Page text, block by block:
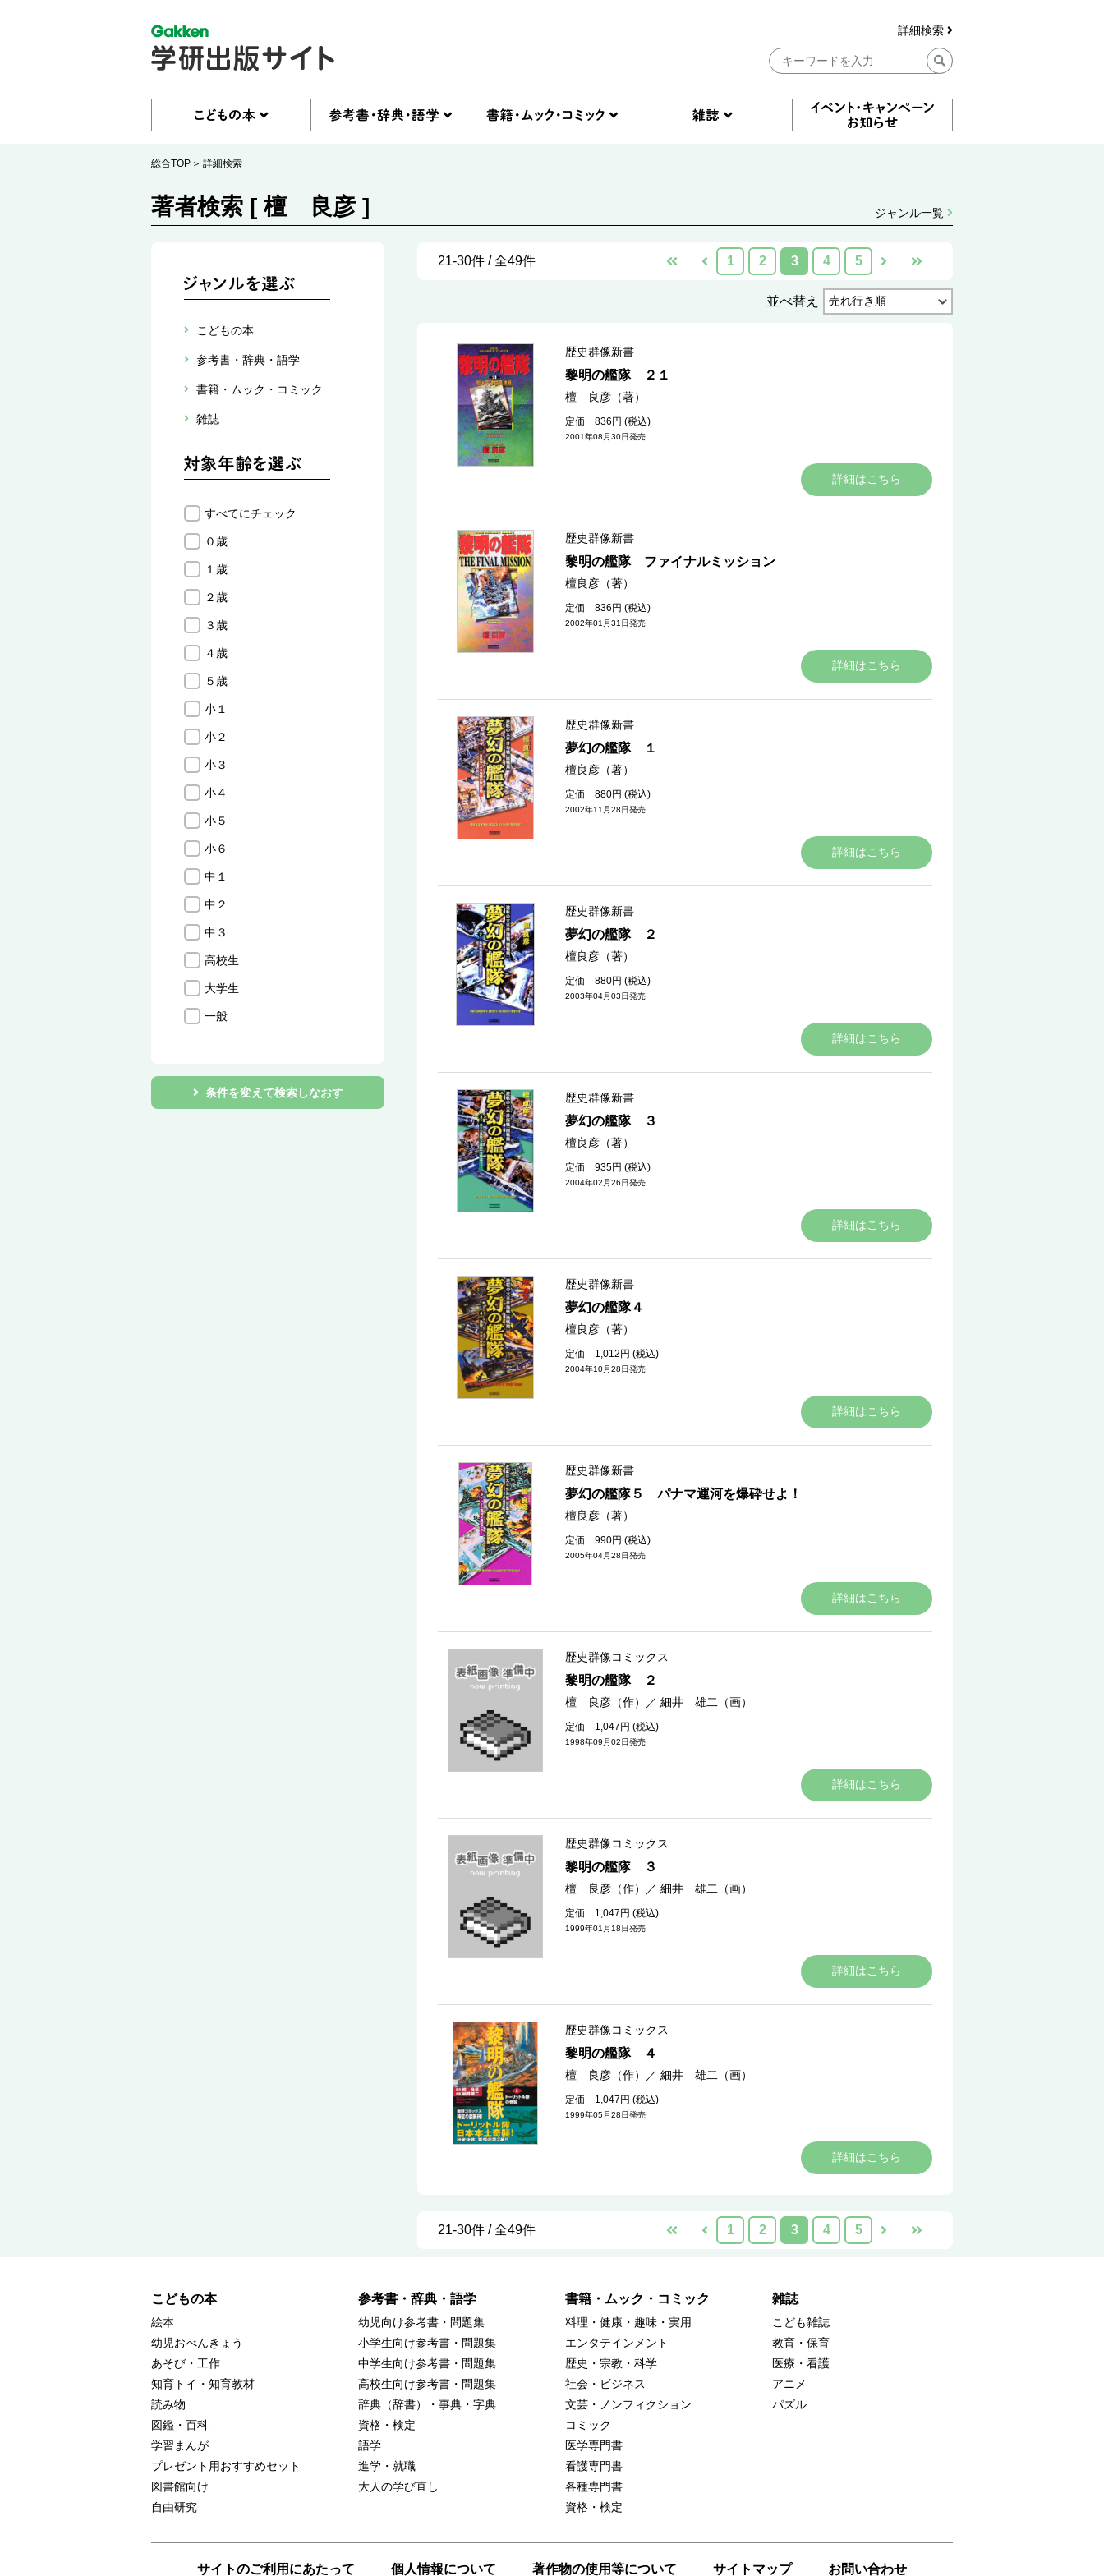
詳細検索
総合TOP 詳細検索
著者検索 [ 檀 良彦 ] ジャンル一覧
こどもの本
参考書・辞典・語学
書籍・ムック・コミック
雑誌
すべてにチェック
０歳
１歳
２歳
３歳
４歳
５歳
小１
小２
小３
小４
小５
小６
中１
中２
中３
高校生
大学生
一般
条件を変えて検索しなおす
21-30件 / 全49件 1 2 3 4 5
並べ替え
歴史群像新書
黎明の艦隊 ２１
檀 良彦（著）
定価 836円 (税込)
2001年08月30日発売
詳細はこちら
歴史群像新書
黎明の艦隊 ファイナルミッション
檀良彦（著）
定価 836円 (税込)
2002年01月31日発売
詳細はこちら
歴史群像新書
夢幻の艦隊 １
檀良彦（著）
定価 880円 (税込)
2002年11月28日発売
詳細はこちら
歴史群像新書
夢幻の艦隊 ２
檀良彦（著）
定価 880円 (税込)
2003年04月03日発売
詳細はこちら
歴史群像新書
夢幻の艦隊 ３
檀良彦（著）
定価 935円 (税込)
2004年02月26日発売
詳細はこちら
歴史群像新書
夢幻の艦隊４
檀良彦（著）
定価 1,012円 (税込)
2004年10月28日発売
詳細はこちら
歴史群像新書
夢幻の艦隊５ パナマ運河を爆砕せよ！
檀良彦（著）
定価 990円 (税込)
2005年04月28日発売
詳細はこちら
歴史群像コミックス
黎明の艦隊 ２
檀 良彦（作） ／ 細井 雄二（画）
定価 1,047円 (税込)
1998年09月02日発売
詳細はこちら
歴史群像コミックス
黎明の艦隊 ３
檀 良彦（作） ／ 細井 雄二（画）
定価 1,047円 (税込)
1999年01月18日発売
詳細はこちら
歴史群像コミックス
黎明の艦隊 ４
檀 良彦（作） ／ 細井 雄二（画）
定価 1,047円 (税込)
1999年05月28日発売
詳細はこちら
21-30件 / 全49件 1 2 3 4 5
こどもの本
絵本
幼児おべんきょう
あそび・工作
知育トイ・知育教材
読み物
図鑑・百科
学習まんが
プレゼント用おすすめセット
図書館向け
自由研究
参考書・辞典・語学
幼児向け参考書・問題集
小学生向け参考書・問題集
中学生向け参考書・問題集
高校生向け参考書・問題集
辞典（辞書）・事典・字典
資格・検定
語学
進学・就職
大人の学び直し
書籍・ムック・コミック
料理・健康・趣味・実用
エンタテインメント
歴史・宗教・科学
社会・ビジネス
文芸・ノンフィクション
コミック
医学専門書
看護専門書
各種専門書
資格・検定
雑誌
こども雑誌
教育・保育
医療・看護
アニメ
パズル
サイトのご利用にあたって 個人情報について 著作物の使用等について サイトマップ お問い合わせ